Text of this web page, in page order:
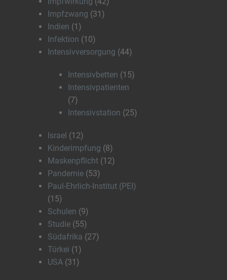
Impfzwang (31)
Indien (1)
Infektion (10)
Intensivversorgung (44)
Intensivbetten (15)
Intensivpatienten
(7)
Intensivstation (25)
Israel (12)
Kinderimpfung (8)
Maskenpflicht (12)
Pandemie (53)
Paul-Ehrlich-Institut (PEI)
(15)
Schulen (9)
Studie (55)
Südafrika (27)
Türkei (1)
USA (31)